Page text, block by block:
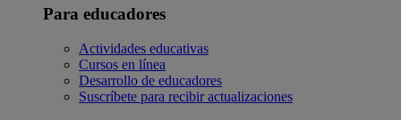
Para educadores
Actividades educativas
Cursos en línea
Desarrollo de educadores
Suscríbete para recibir actualizaciones